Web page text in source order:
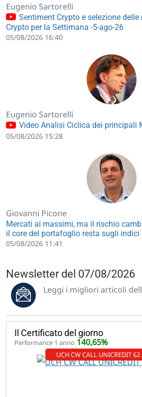
Eugenio Sartorelli
Sentiment Crypto e selezione
Crypto per la Settimana -5-ago-26
05/08/2026 16:40
Eugenio Sartorelli
Video Analisi Ciclica dei principali
05/08/2026 15:28
Giovanni Picone
Mercati ai massimi, ma il rischio
il core del portafoglio resta sugli indici
05/08/2026 11:41
Newsletter del 07/08/2026
Leggi i migliori articoli
Il Certificato del giorno
Performance 1 anno 140,65%
UCH CW CALL UNICREDIT